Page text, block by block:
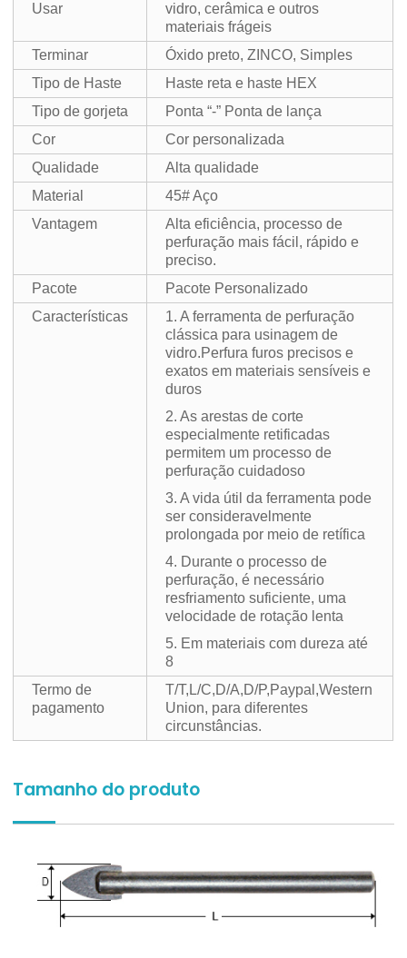
Usar
vidro, cerâmica e outros
materiais frágeis
Terminar
Óxido preto, ZINCO, Simples
Tipo de Haste
Haste reta e haste HEX
Tipo de gorjeta
Ponta “-” Ponta de lança
Cor
Cor personalizada
Qualidade
Alta qualidade
Material
45# Aço
Vantagem
Alta eficiência, processo de
perfuração mais fácil, rápido e
preciso.
Pacote
Pacote Personalizado
Características
1. A ferramenta de perfuração
clássica para usinagem de
vidro.Perfura furos precisos e
exatos em materiais sensíveis e
duros
2. As arestas de corte
especialmente retificadas
permitem um processo de
perfuração cuidadoso
3. A vida útil da ferramenta pode
ser consideravelmente
prolongada por meio de retífica
4. Durante o processo de
perfuração, é necessário
resfriamento suficiente, uma
velocidade de rotação lenta
5. Em materiais com dureza até
8
Termo de
pagamento
T/T,L/C,D/A,D/P,Paypal,Western
Union, para diferentes
circunstâncias.
Tamanho do produto